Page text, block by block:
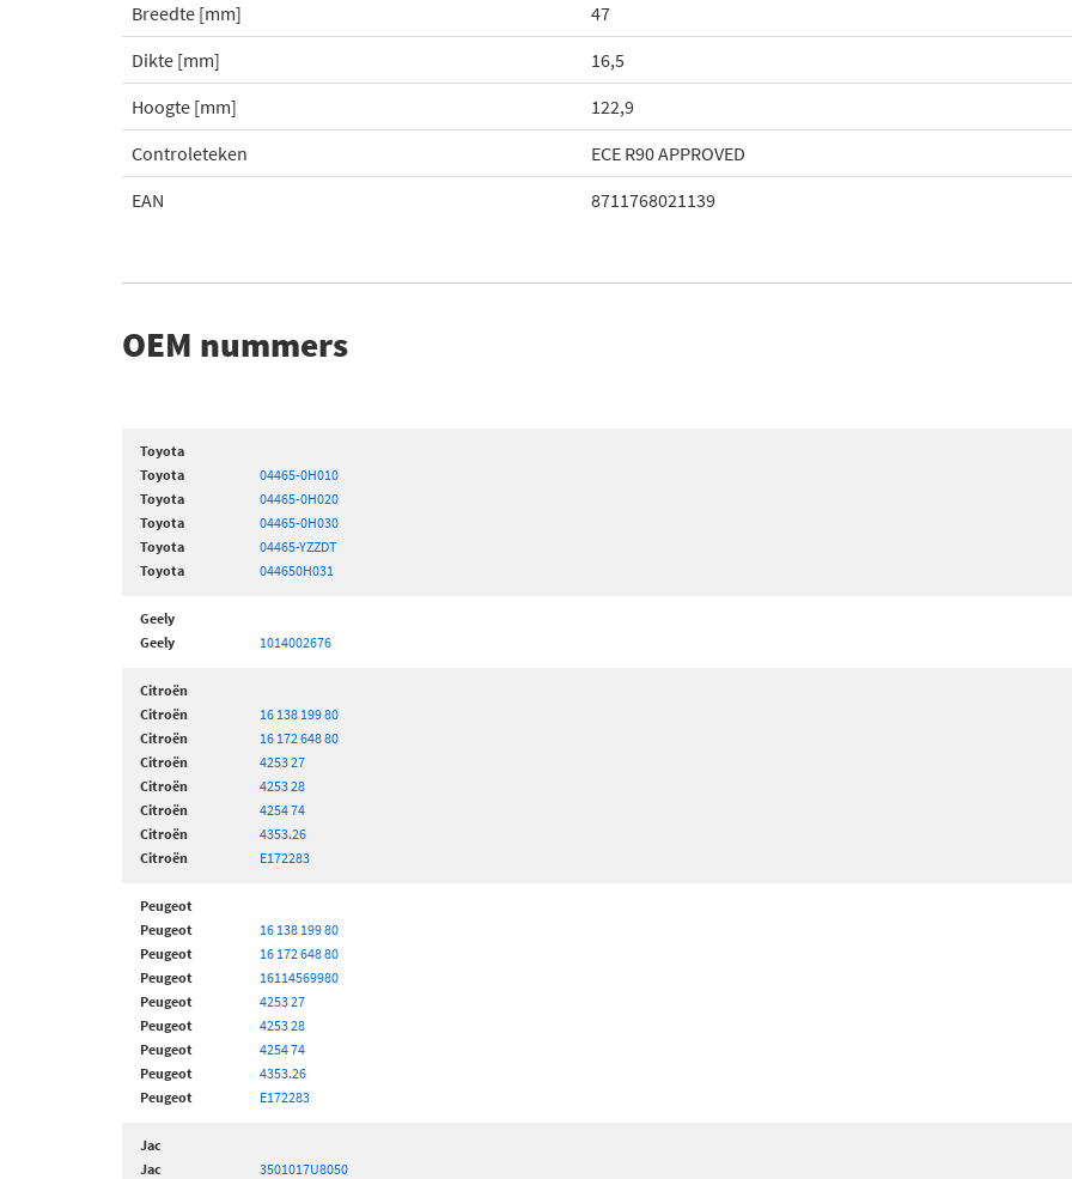
Breedte [mm]
47
Dikte [mm]
16,5
Hoogte [mm]
122,9
Controleteken
ECE R90 APPROVED
EAN
8711768021139
OEM nummers
Toyota
Toyota
04465-0H010
Toyota
04465-0H020
Toyota
04465-0H030
Toyota
04465-YZZDT
Toyota
044650H031
Geely
Geely
1014002676
Citroën
Citroën
16 138 199 80
Citroën
16 172 648 80
Citroën
4253 27
Citroën
4253 28
Citroën
4254 74
Citroën
4353.26
Citroën
E172283
Peugeot
Peugeot
16 138 199 80
Peugeot
16 172 648 80
Peugeot
16114569980
Peugeot
4253 27
Peugeot
4253 28
Peugeot
4254 74
Peugeot
4353.26
Peugeot
E172283
Jac
Jac
3501017U8050